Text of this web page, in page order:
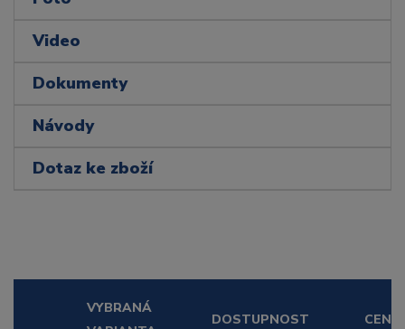
Video
Dokumenty
Návody
Dotaz ke zboží
VYBRANÁ
DOSTUPNOST CENA